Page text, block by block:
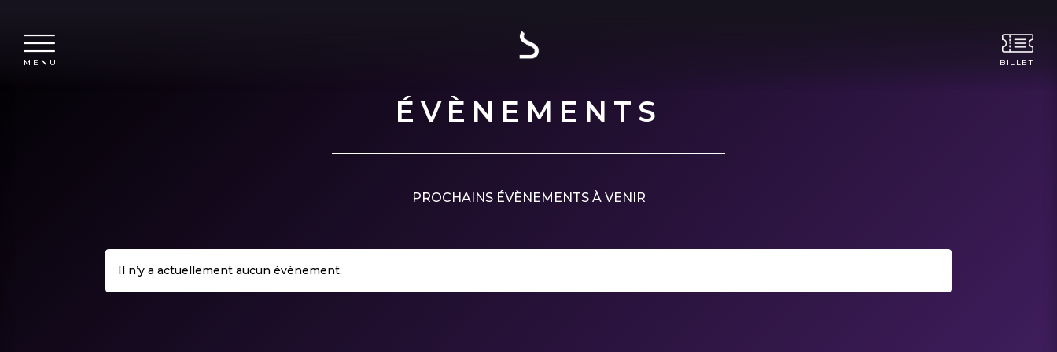
MENU BILLET
ÉVÈNEMENTS
PROCHAINS ÉVÈNEMENTS À VENIR
Il n’y a actuellement aucun évènement.